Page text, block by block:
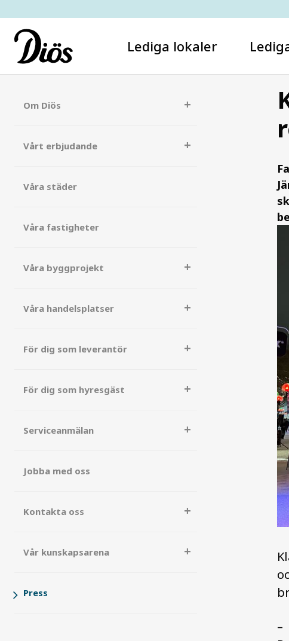
Lediga lokaler
Om Diös
Vårt erbjudande
Våra städer
Våra fastigheter
Våra byggprojekt
Våra handelsplatser
För dig som leverantör
För dig som hyresgäst
Serviceanmälan
Jobba med oss
Kontakta oss
Vår kunskapsarena
Press
–